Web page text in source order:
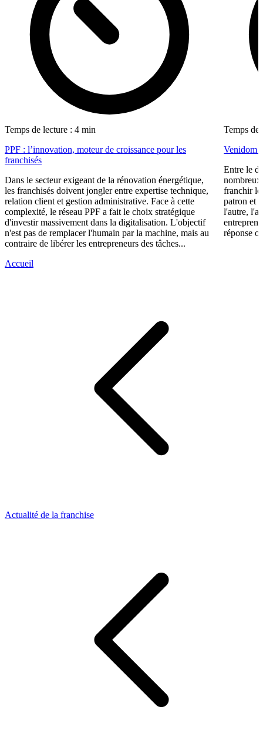
Temps de lecture : 4 min
PPF : l’innovation, moteur de croissance pour les
franchisés
Dans le secteur exigeant de la rénovation énergétique,
les franchisés doivent jongler entre expertise technique,
relation client et gestion administrative. Face à cette
complexité, le réseau PPF a fait le choix stratégique
d'investir massivement dans la digitalisation. L'objectif
n'est pas de remplacer l'humain par la machine, mais au
contraire de libérer les entrepreneurs des tâches...
Temps de
Venidom
Entre le
nombreux
franchir le
patron et
l'autre,
réponse
Accueil
Actualité de la franchise